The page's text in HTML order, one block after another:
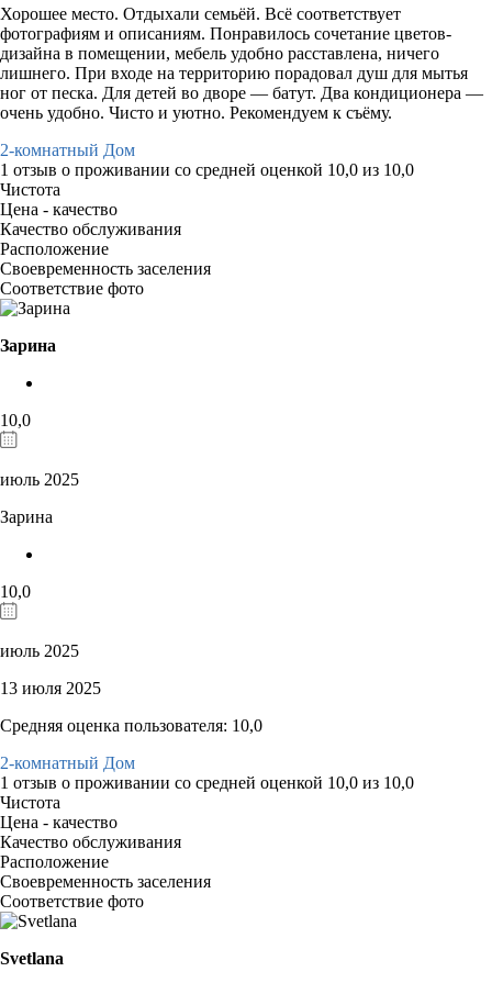
Хорошее место. Отдыхали семьёй. Всё соответствует
фотографиям и описаниям. Понравилось сочетание цветов-
дизайна в помещении, мебель удобно расставлена, ничего
лишнего. При входе на территорию порадовал душ для мытья
ног от песка. Для детей во дворе — батут. Два кондиционера —
очень удобно. Чисто и уютно. Рекомендуем к съёму.
2-комнатный Дом
1 отзыв о проживании со средней оценкой 10,0 из 10,0
Чистота
Цена - качество
Качество обслуживания
Расположение
Своевременность заселения
Соответствие фото
Зарина
10,0
июль 2025
Зарина
10,0
июль 2025
13 июля 2025
Средняя оценка пользователя: 10,0
2-комнатный Дом
1 отзыв о проживании со средней оценкой 10,0 из 10,0
Чистота
Цена - качество
Качество обслуживания
Расположение
Своевременность заселения
Соответствие фото
Svetlana